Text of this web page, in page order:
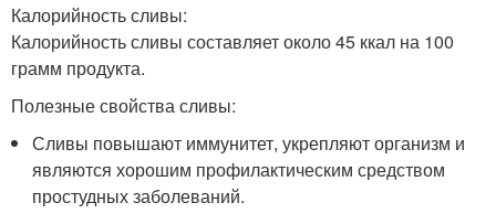
Калорийность сливы:
Калорийность сливы составляет около 45 ккал на 100
грамм продукта.
Полезные свойства сливы:
Сливы повышают иммунитет, укрепляют организм и
являются хорошим профилактическим средством
простудных заболеваний.